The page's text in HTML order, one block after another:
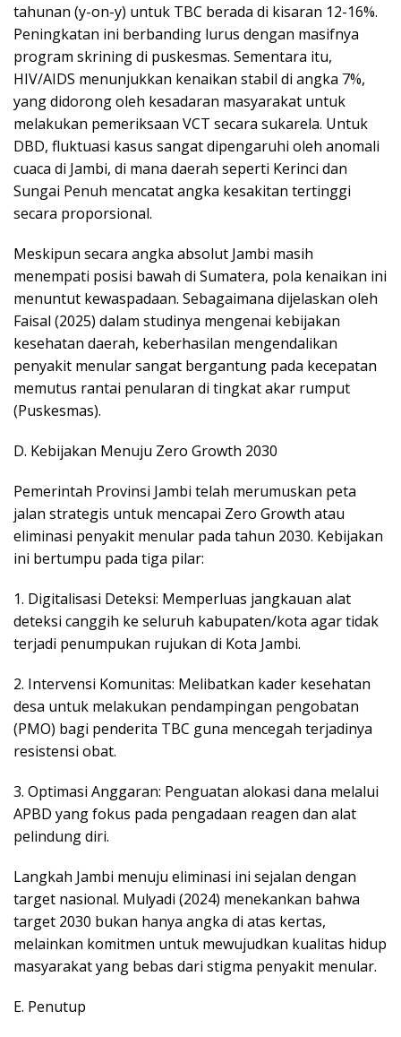
tahunan (y-on-y) untuk TBC berada di kisaran 12-16%.
Peningkatan ini berbanding lurus dengan masifnya
program skrining di puskesmas. Sementara itu,
HIV/AIDS menunjukkan kenaikan stabil di angka 7%,
yang didorong oleh kesadaran masyarakat untuk
melakukan pemeriksaan VCT secara sukarela. Untuk
DBD, fluktuasi kasus sangat dipengaruhi oleh anomali
cuaca di Jambi, di mana daerah seperti Kerinci dan
Sungai Penuh mencatat angka kesakitan tertinggi
secara proporsional.
​Meskipun secara angka absolut Jambi masih
menempati posisi bawah di Sumatera, pola kenaikan ini
menuntut kewaspadaan. Sebagaimana dijelaskan oleh
Faisal (2025) dalam studinya mengenai kebijakan
kesehatan daerah, keberhasilan mengendalikan
penyakit menular sangat bergantung pada kecepatan
memutus rantai penularan di tingkat akar rumput
(Puskesmas).
​D. Kebijakan Menuju Zero Growth 2030
Pemerintah Provinsi Jambi telah merumuskan peta
jalan strategis untuk mencapai Zero Growth atau
eliminasi penyakit menular pada tahun 2030. Kebijakan
ini bertumpu pada tiga pilar:
1. ​Digitalisasi Deteksi: Memperluas jangkauan alat
deteksi canggih ke seluruh kabupaten/kota agar tidak
terjadi penumpukan rujukan di Kota Jambi.
2. ​Intervensi Komunitas: Melibatkan kader kesehatan
desa untuk melakukan pendampingan pengobatan
(PMO) bagi penderita TBC guna mencegah terjadinya
resistensi obat.
3. ​Optimasi Anggaran: Penguatan alokasi dana melalui
APBD yang fokus pada pengadaan reagen dan alat
pelindung diri.
​Langkah Jambi menuju eliminasi ini sejalan dengan
target nasional. Mulyadi (2024) menekankan bahwa
target 2030 bukan hanya angka di atas kertas,
melainkan komitmen untuk mewujudkan kualitas hidup
masyarakat yang bebas dari stigma penyakit menular.
​E. Penutup